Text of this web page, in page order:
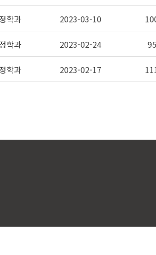
학과 2023-03-10
학과 2023-02-24
학과 2023-02-17